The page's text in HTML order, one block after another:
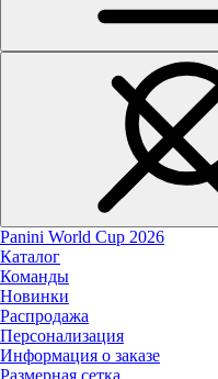
Panini World Cup 2026
Каталог
Команды
Новинки
Распродажа
Персонализация
Информация о заказе
Размерная сетка